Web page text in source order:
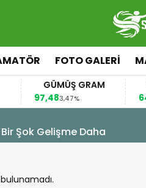
FOTO GALERI
GÜMÜŞ GRAM
97,483,47%
Yeni Transferlerini